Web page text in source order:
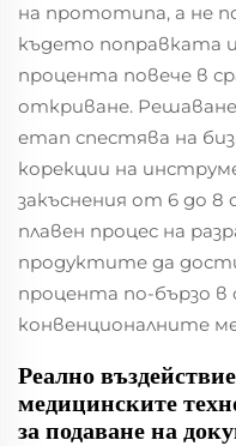
на прототипа, а не
където поправката
процента повече в
откриване.
етап спестява на
корекции на
закъснения от 6 до
плавен процес на
продуктите да
процента по-бързо в
конвенционалните
Реално
медицинските
за подаване на